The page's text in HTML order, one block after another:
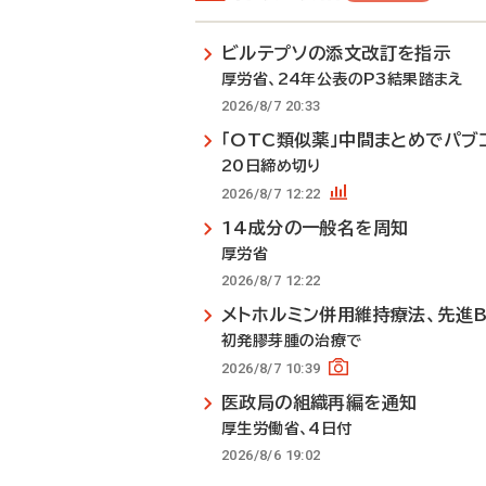
ビルテプソの添文改訂を指示
厚労省、24年公表のP3結果踏まえ
2026/8/7 20:33
「OTC類似薬」中間まとめでパブ
20日締め切り
2026/8/7 12:22
14成分の一般名を周知
厚労省
2026/8/7 12:22
メトホルミン併用維持療法、先進
初発膠芽腫の治療で
2026/8/7 10:39
医政局の組織再編を通知
厚生労働省、4日付
2026/8/6 19:02